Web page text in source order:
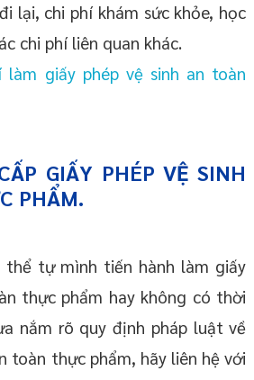
lại, chi phí khám sức khỏe, học
chi phí liên quan khác.
làm giấy phép vệ sinh an toàn
GIẤY PHÉP VỆ SINH
PHẨM.
thể tự mình tiến hành làm giấy
thực phẩm hay không có thời
nắm rõ quy định pháp luật về
toàn thực phẩm, hãy liên hệ với